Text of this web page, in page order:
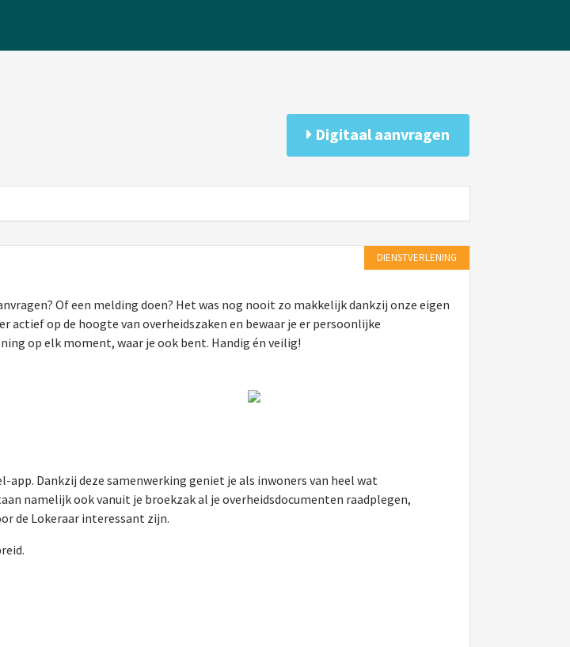
Digitaal aanvragen
DIENSTVERLENING
Of een melding doen? Het was nog nooit zo makkelijk dankzij onze eigen
actief op de hoogte van overheidszaken en bewaar je er persoonlijke
op elk moment, waar je ook bent. Handig én veilig!
Dankzij deze samenwerking geniet je als inwoners van heel wat
namelijk ook vanuit je broekzak al je overheidsdocumenten raadplegen,
de Lokeraar interessant zijn.